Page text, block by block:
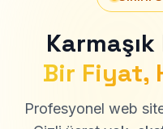
Bir Fiyat,
Profesyonel web